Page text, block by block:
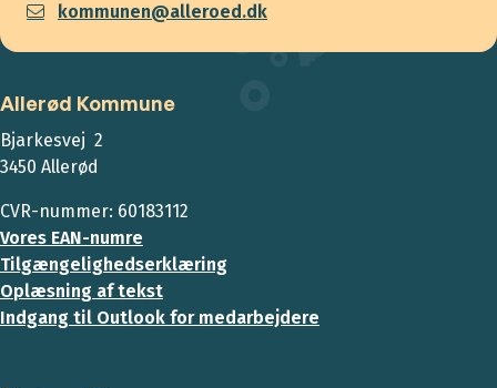
kommunen@alleroed.dk
Allerød Kommune
Bjarkesvej 2
3450 Allerød
CVR-nummer: 60183112
Vores EAN-numre
Tilgængelighedserklæring
Oplæsning af tekst
Indgang til Outlook for medarbejdere